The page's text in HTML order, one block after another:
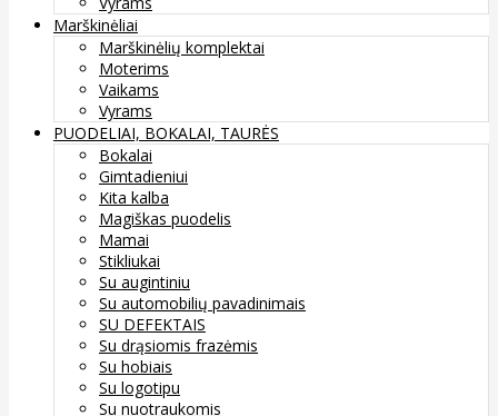
Marškinėliai
Marškinėlių komplektai
Moterims
Vaikams
Vyrams
PUODELIAI, BOKALAI, TAURĖS
Bokalai
Gimtadieniui
Kita kalba
Magiškas puodelis
Mamai
Stikliukai
Su augintiniu
Su automobilių pavadinimais
SU DEFEKTAIS
Su drąsiomis frazėmis
Su hobiais
Su logotipu
Su nuotraukomis